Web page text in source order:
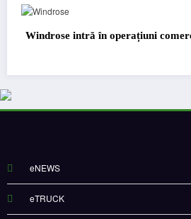
Windrose intră în operațiuni
eNEWS
eTRUCK